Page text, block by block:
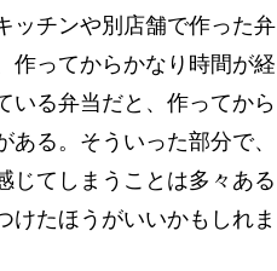
ッチンや別店舗で作った弁
作ってからかなり時間が経
いる弁当だと、作ってから
る。そういった部分で、
じてしまうことは多々ある
けたほうがいいかもしれま